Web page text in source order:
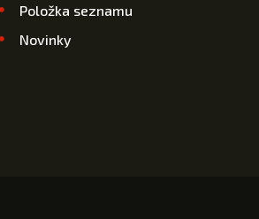
Položka seznamu
Novinky